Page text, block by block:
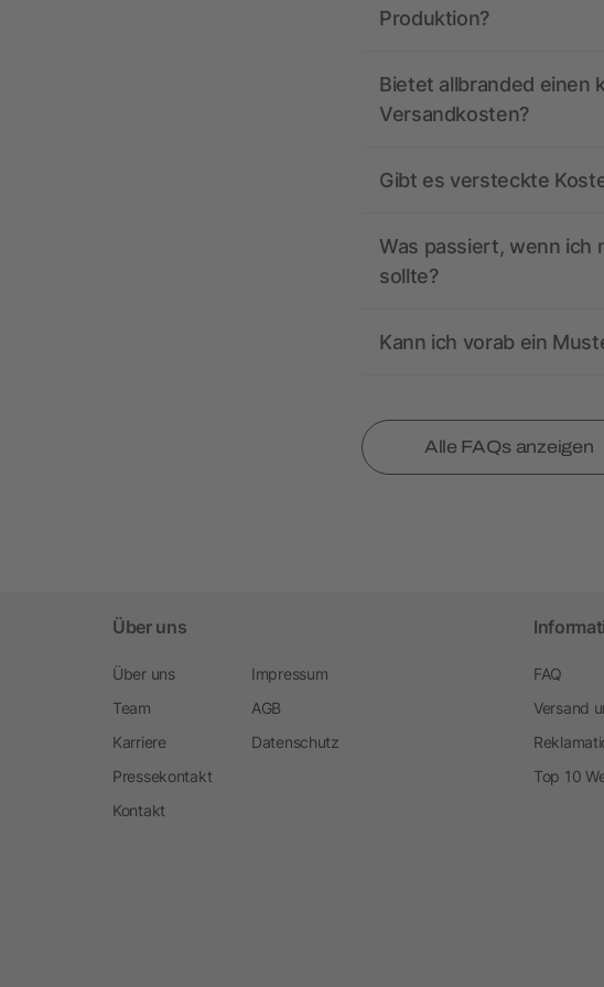
Produktion?
Bietet allbranded einen
Versandkosten?
Gibt es versteckte
Was passiert, wenn ich
sollte?
Kann ich vorab ein
Alle FAQs anzeigen
Über uns
Über uns
Team
Karriere
Pressekontakt
Kontakt
Impressum
AGB
Datenschutz
FAQ
Versand
Top 10